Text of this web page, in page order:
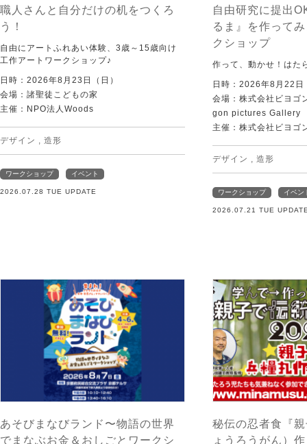
職人さんと自分だけの机をつくろ
う！
自由にアートふれあい体験、3歳～15歳向け
工作アートワークショップ♪
日時：2026年8月23日（日）
会場：諸聖徒こどもの家
主催：NPO法人Woods
デザイン 造形
ワークショップ イベント
2026.07.28 TUE UPDATE
自由研究に提出
るま』を作って
クショップ
作って、動かせ！はた
日時：2026年8月22日
会場：株式会社ビヨ
gon pictures Gallery
主催：株式会社ビヨゴ
デザイン 造形
ワークショップ イベン
2026.07.21 TUE
あそびまなびランド〜物語の世界
でまなぶお金＆おしごとワークシ
秘伝の忍者食『
ょうろうがん）